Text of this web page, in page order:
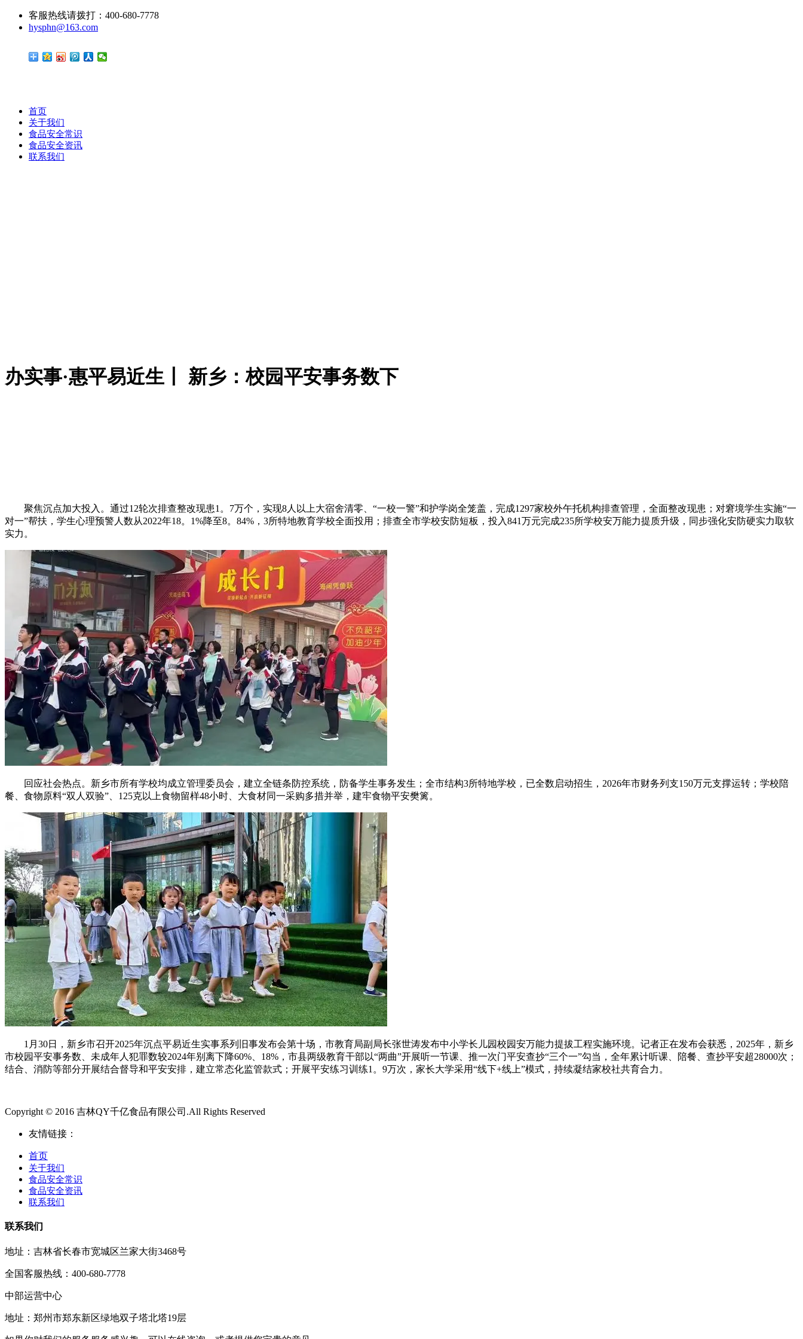
客服热线请拨打：400-680-7778
hysphn@163.com
首页
关于我们
食品安全常识
食品安全资讯
联系我们
办实事·惠平易近生丨 新乡：校园平安事务数下
聚焦沉点加大投入。通过12轮次排查整改现患1。7万个，实现8人以上大宿舍清零、“一校一警”和护学岗全笼盖，完成1297家校外午托机构排查管理，全面整改现患；对窘境学生实施“一
对一”帮扶，学生心理预警人数从2022年18。1%降至8。84%，3所特地教育学校全面投用；排查全市学校安防短板，投入841万元完成235所学校安万能力提质升级，同步强化安防硬实力取软
实力。
回应社会热点。新乡市所有学校均成立管理委员会，建立全链条防控系统，防备学生事务发生；全市结构3所特地学校，已全数启动招生，2026年市财务列支150万元支撑运转；学校陪
餐、食物原料“双人双验”、125克以上食物留样48小时、大食材同一采购多措并举，建牢食物平安樊篱。
1月30日，新乡市召开2025年沉点平易近生实事系列旧事发布会第十场，市教育局副局长张世涛发布中小学长儿园校园安万能力提拔工程实施环境。记者正在发布会获悉，2025年，新乡
市校园平安事务数、未成年人犯罪数较2024年别离下降60%、18%，市县两级教育干部以“两曲”开展听一节课、推一次门平安查抄“三个一”勾当，全年累计听课、陪餐、查抄平安超28000次；
结合、消防等部分开展结合督导和平安安排，建立常态化监管款式；开展平安练习训练1。9万次，家长大学采用“线下+线上”模式，持续凝结家校社共育合力。
Copyright © 2016 吉林QY千亿食品有限公司.All Rights Reserved
友情链接：
首页
关于我们
食品安全常识
食品安全资讯
联系我们
联系我们
地址：吉林省长春市宽城区兰家大街3468号
全国客服热线：400-680-7778
中部运营中心
地址：郑州市郑东新区绿地双子塔北塔19层